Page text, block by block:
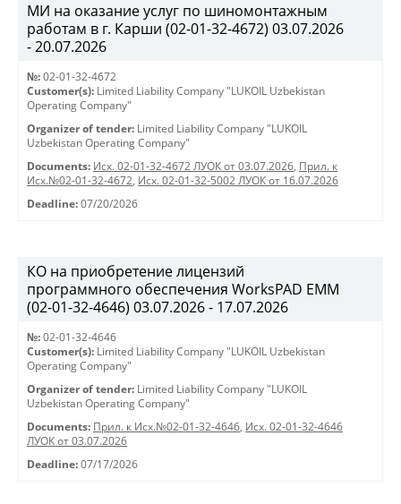
МИ на оказание услуг по шиномонтажным
работам в г. Карши (02-01-32-4672) 03.07.2026
- 20.07.2026
№: 02-01-32-4672
Customer(s): Limited Liability Company "LUKOIL Uzbekistan
Operating Company"
Organizer of tender: Limited Liability Company "LUKOIL
Uzbekistan Operating Company"
Documents: Исх. 02-01-32-4672 ЛУОК от 03.07.2026, Прил. к
Исх.№02-01-32-4672, Исх. 02-01-32-5002 ЛУОК от 16.07.2026
Deadline: 07/20/2026
КО на приобретение лицензий
программного обеспечения WorksPAD EMM
(02-01-32-4646) 03.07.2026 - 17.07.2026
№: 02-01-32-4646
Customer(s): Limited Liability Company "LUKOIL Uzbekistan
Operating Company"
Organizer of tender: Limited Liability Company "LUKOIL
Uzbekistan Operating Company"
Documents: Прил. к Исх.№02-01-32-4646, Исх. 02-01-32-4646
ЛУОК от 03.07.2026
Deadline: 07/17/2026